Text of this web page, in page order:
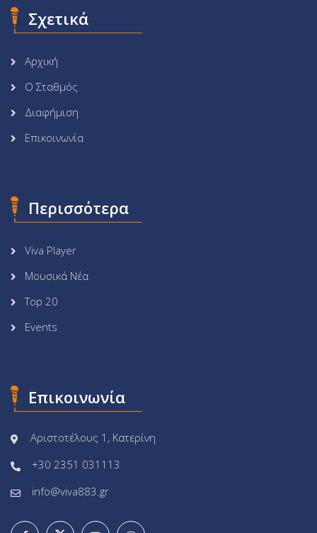
Σχετικά
Αρχική
Ο Σταθμός
Διαφήμιση
Επικοινωνία
Περισσότερα
Viva Player
Μουσικά Νέα
Top 20
Events
Επικοινωνία
Αριστοτέλους 1, Κατερίνη
+30 2351 031113
info@viva883.gr